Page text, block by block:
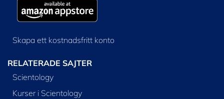
Skapa ett kostnadsfritt konto
RELATERADE SAJTER
Scientology
Kurser i Scientology